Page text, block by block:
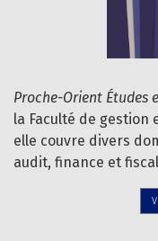
Proche-Orient Études
la Faculté de gestion
elle couvre divers
audit, finance et